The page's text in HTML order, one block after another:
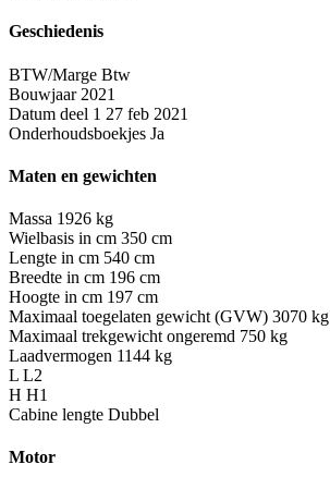
Geschiedenis
BTW/Marge Btw
Bouwjaar 2021
Datum deel 1 27 feb 2021
Onderhoudsboekjes Ja
Maten en gewichten
Massa 1926 kg
Wielbasis in cm 350 cm
Lengte in cm 540 cm
Breedte in cm 196 cm
Hoogte in cm 197 cm
Maximaal toegelaten gewicht (GVW) 3070 kg
Maximaal trekgewicht ongeremd 750 kg
Laadvermogen 1144 kg
L L2
H H1
Cabine lengte Dubbel
Motor